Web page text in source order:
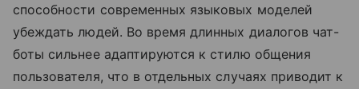
способности современных языковых моделей
убеждать людей. Во время длинных диалогов чат-
боты сильнее адаптируются к стилю общения
пользователя, что в отдельных случаях приводит к